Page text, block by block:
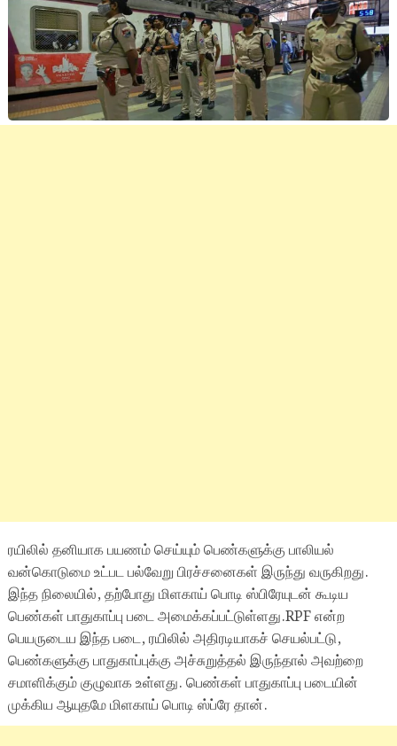
ரயிலில் தனியாக பயணம் செய்யும் பெண்களுக்கு பாலியல்
வன்கொடுமை உட்பட பல்வேறு பிரச்சனைகள் இருந்து வருகிறது.
இந்த நிலையில், தற்போது மிளகாய் பொடி ஸ்பிரேயுடன் கூடிய
பெண்கள் பாதுகாப்பு படை அமைக்கப்பட்டுள்ளது.RPF என்ற
பெயருடைய இந்த படை, ரயிலில் அதிரடியாகச் செயல்பட்டு,
பெண்களுக்கு பாதுகாப்புக்கு அச்சுறுத்தல் இருந்தால் அவற்றை
சமாளிக்கும் குழுவாக உள்ளது. பெண்கள் பாதுகாப்பு படையின்
முக்கிய ஆயுதமே மிளகாய் பொடி ஸ்ப்ரே தான்.